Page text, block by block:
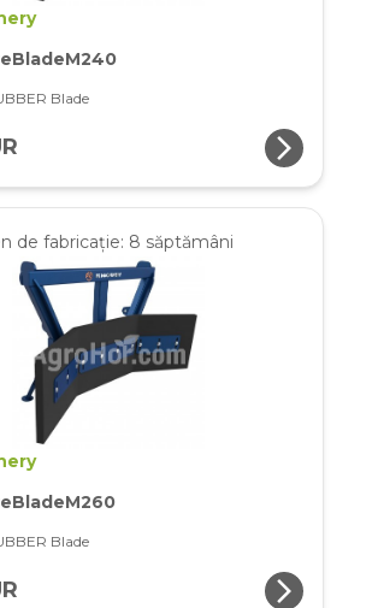
Blade
arrow_forward_ios
de fabricație: 8 săptămâni
Blade
arrow_forward_ios